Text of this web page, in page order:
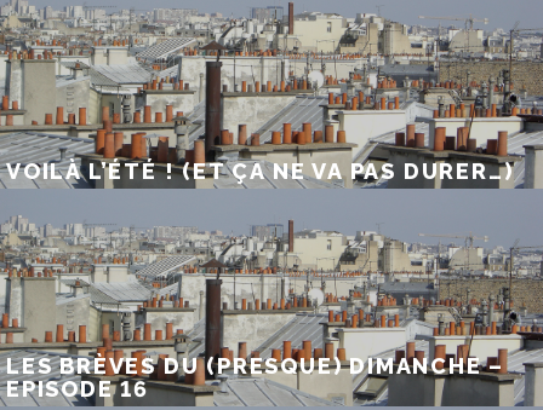
VOILÀ L’ÉTÉ ! (ET ÇA NE VA PAS DURER…)
LES BRÈVES DU (PRESQUE) DIMANCHE –
EPISODE 16